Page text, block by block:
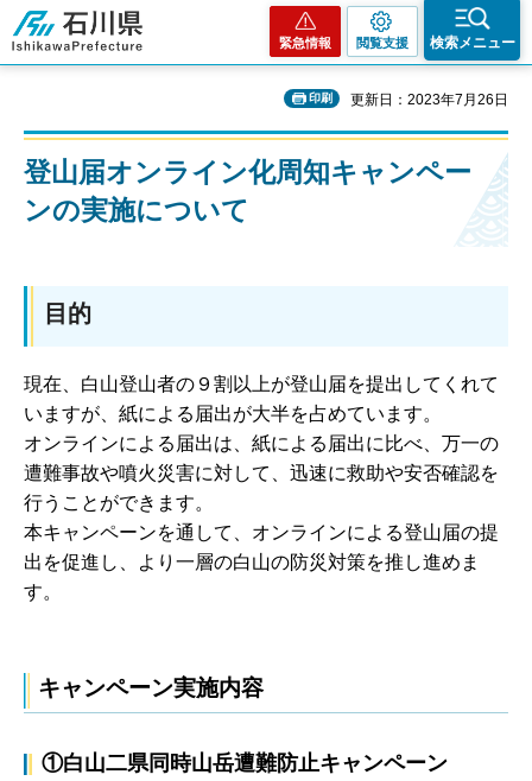
石川県
緊急情報 閲覧支援 検索メニュー
印刷 更新日：2023年7月26日
登山届オンライン化周知キャンペー
ンの実施について
目的
現在、白山登山者の９割以上が登山届を提出してくれて
いますが、紙による届出が大半を占めています。
オンラインによる届出は、紙による届出に比べ、万一の
遭難事故や噴火災害に対して、迅速に救助や安否確認を
行うことができます。
本キャンペーンを通して、オンラインによる登山届の提
出を促進し、より一層の白山の防災対策を推し進めま
す。
キャンペーン実施内容
①白山二県同時山岳遭難防止キャンペーン